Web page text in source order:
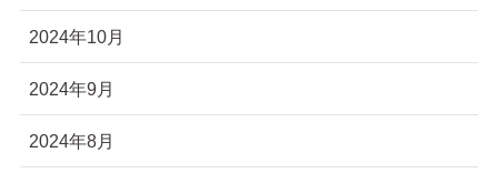
2024年10月
2024年9月
2024年8月